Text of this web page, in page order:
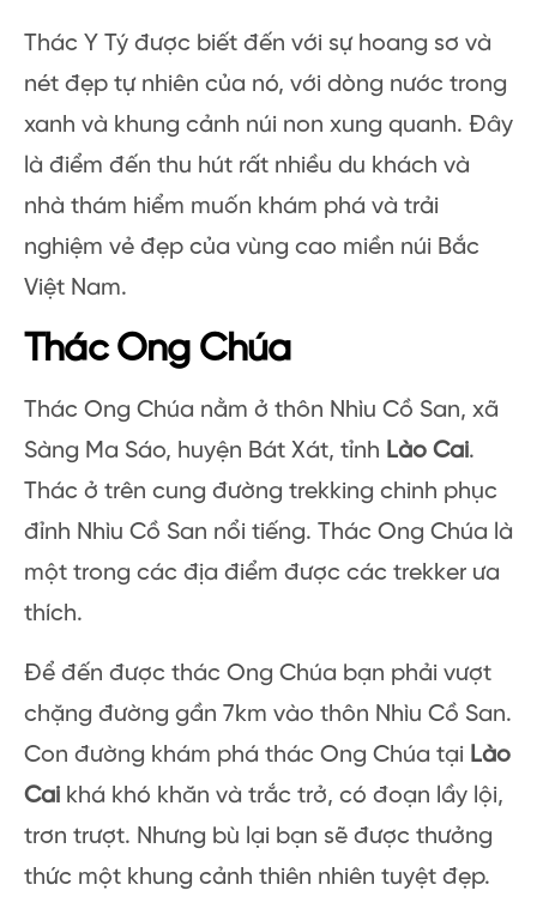
Thác Y Tý được biết đến với sự hoang sơ và
nét đẹp tự nhiên của nó, với dòng nước trong
xanh và khung cảnh núi non xung quanh. Đây
là điểm đến thu hút rất nhiều du khách và
nhà thám hiểm muốn khám phá và trải
nghiệm vẻ đẹp của vùng cao miền núi Bắc
Việt Nam.
Thác Ong Chúa
Thác Ong Chúa nằm ở thôn Nhìu Cồ San, xã
Sàng Ma Sáo, huyện Bát Xát, tỉnh Lào Cai.
Thác ở trên cung đường trekking chinh phục
đỉnh Nhìu Cồ San nổi tiếng. Thác Ong Chúa là
một trong các địa điểm được các trekker ưa
thích.
Để đến được thác Ong Chúa bạn phải vượt
chặng đường gần 7km vào thôn Nhìu Cồ San.
Con đường khám phá thác Ong Chúa tại Lào
Cai khá khó khăn và trắc trở, có đoạn lầy lội,
trơn trượt. Nhưng bù lại bạn sẽ được thưởng
thức một khung cảnh thiên nhiên tuyệt đẹp.